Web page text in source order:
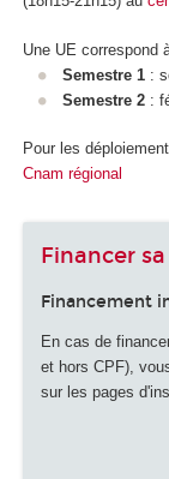
Une UE correspond
Semestre 1:
Semestre 2:
Pour les
Cnam régional
Financer
Financement
En cas de
et hors CPF),
sur les pages